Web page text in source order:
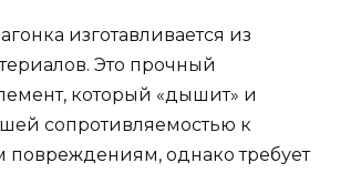
изготавливается из
Это прочный
который «дышит» и
сопротивляемостью к
повреждениям, однако требует